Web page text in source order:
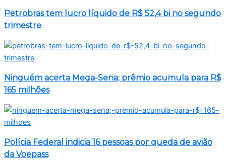
Petrobras tem lucro líquido de R$ 52,4 bi no segundo
trimestre
Ninguém acerta Mega-Sena; prêmio acumula para R$
165 milhões
Polícia Federal indicia 16 pessoas por queda de avião
da Voepass